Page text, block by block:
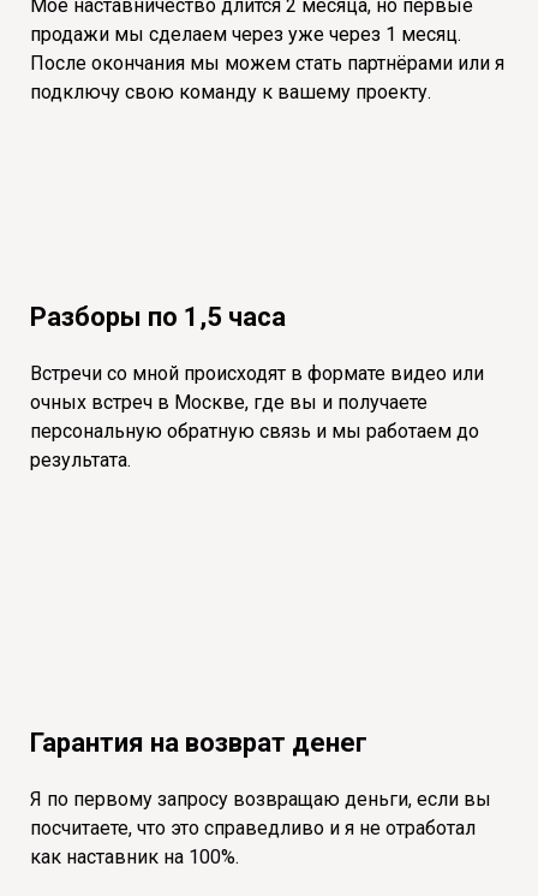
Моё наставничество длится 2 месяца, но первые
продажи мы сделаем через уже через 1 месяц.
После окончания мы можем стать партнёрами или я
подключу свою команду к вашему проекту.
Разборы по 1,5 часа
Встречи со мной происходят в формате видео или
очных встреч в Москве, где вы и получаете
персональную обратную связь и мы работаем до
результата.
Гарантия на возврат денег
Я по первому запросу возвращаю деньги, если вы
посчитаете, что это справедливо и я не отработал
как наставник на 100%.